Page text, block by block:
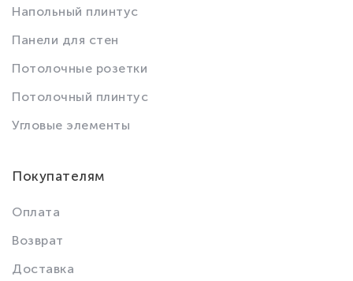
Напольный плинтус
Панели для стен
Потолочные розетки
Потолочный плинтус
Угловые элементы
Покупателям
Оплата
Возврат
Доставка